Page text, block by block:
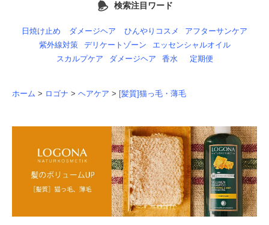
検索注目ワード
日焼け止め ダメージヘア ひんやりコスメ
アフターサンケア
紫外線対策
デリケートゾーン
エッセンシャルオイル
スカルプケア
ダメージヘア 香水 定期便
ホーム > ロゴナ > ヘアケア > [髪質]猫っ毛・薄毛